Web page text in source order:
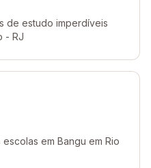
de estudo imperdíveis
- RJ
em Bangu em Rio